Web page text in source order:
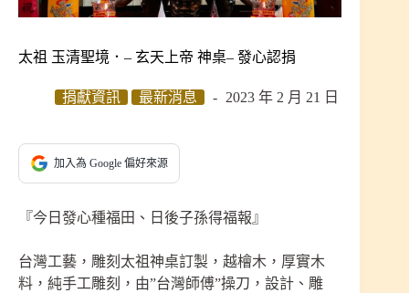
太祖 玉清聖境．– 玄天上帝 神桌– 發心認捐
捐獻資訊 最新消息 2023 年 2 月 21 日
加入為 Google 偏好來源
『今日發心種福田、日後子孫得福報』
台灣工藝，雕刻太祖神桌訂製，越檜木，厚實木
料，純手工雕刻，由”台灣師傅”操刀，設計、雕